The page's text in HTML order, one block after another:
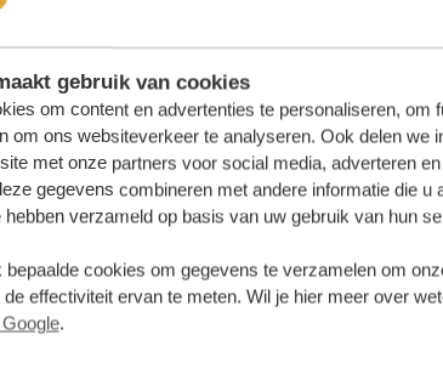
gebruik van cookies
om content en advertenties te personaliseren, om
om ons websiteverkeer te analyseren. Ook delen we
met onze partners voor social media, adverteren
gegevens combineren met andere informatie die u
verzameld op basis van uw gebruik van hun
bepaalde cookies om gegevens te verzamelen om
effectiviteit ervan te meten. Wil je hier meer over
.